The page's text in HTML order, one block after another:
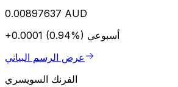
0.00897637 AUD
+0.0001 (0.94%) أسبوعي
عرض الرسم البياني
الفرنك السويسري